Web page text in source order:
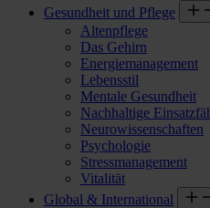
Gesundheit und Pflege
Altenpflege
Das Gehirn
Energiemanagement
Lebensstil
Mentale Gesundheit
Nachhaltige
Neurowissenschaften
Psychologie
Stressmanagement
Vitalität
Global & International